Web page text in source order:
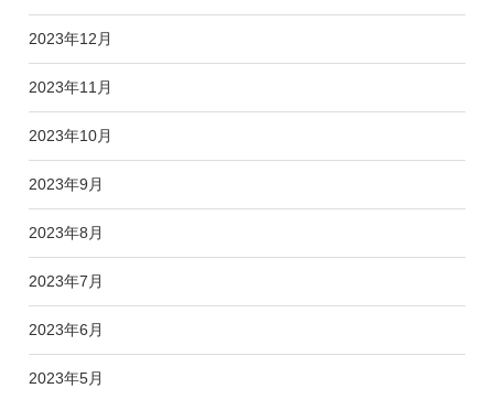
2023年12月
2023年11月
2023年10月
2023年9月
2023年8月
2023年7月
2023年6月
2023年5月